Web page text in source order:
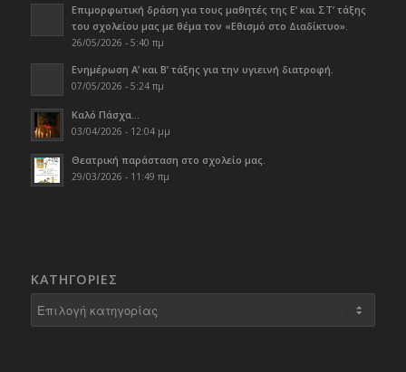
Επιμορφωτική δράση για τους μαθητές της Ε’ και ΣΤ’ τάξης
του σχολείου μας με θέμα τον «Εθισμό στο Διαδίκτυο».
26/05/2026 - 5:40 πμ
Ενημέρωση Α’ και Β’ τάξης για την υγιεινή διατροφή.
07/05/2026 - 5:24 πμ
Καλό Πάσχα…
03/04/2026 - 12:04 μμ
Θεατρική παράσταση στο σχολείο μας.
29/03/2026 - 11:49 πμ
KΑΤΗΓΟΡΊΕΣ